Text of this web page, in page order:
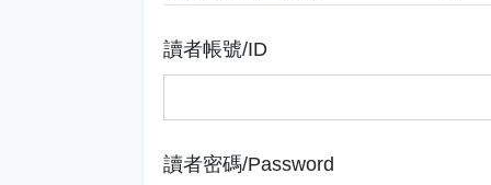
讀者帳號/ID
讀者密碼/Password